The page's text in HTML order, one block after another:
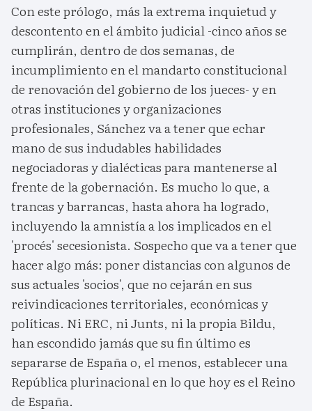
Con este prólogo, más la extrema inquietud y
descontento en el ámbito judicial -cinco años se
cumplirán, dentro de dos semanas, de
incumplimiento en el mandarto constitucional
de renovación del gobierno de los jueces- y en
otras instituciones y organizaciones
profesionales, Sánchez va a tener que echar
mano de sus indudables habilidades
negociadoras y dialécticas para mantenerse al
frente de la gobernación. Es mucho lo que, a
trancas y barrancas, hasta ahora ha logrado,
incluyendo la amnistía a los implicados en el
'procés' secesionista. Sospecho que va a tener que
hacer algo más: poner distancias con algunos de
sus actuales 'socios', que no cejarán en sus
reivindicaciones territoriales, económicas y
políticas. Ni ERC, ni Junts, ni la propia Bildu,
han escondido jamás que su fin último es
separarse de España o, el menos, establecer una
República plurinacional en lo que hoy es el Reino
de España.